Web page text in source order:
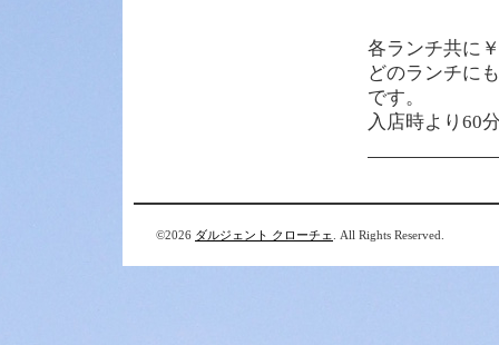
各ランチ共に
どのランチに
です。
入店時より60
©2026 ダルジェント クローチェ . All Rights Reserved.